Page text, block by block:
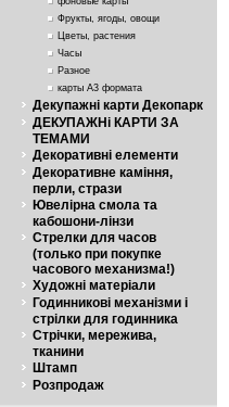
Фрукты, ягоды, овощи
Цветы, растения
Часы
Разное
карты А3 формата
Декупажні карти Декопарк
ДЕКУПАЖНі КАРТИ ЗА
ТЕМАМИ
Декоративні елементи
Декоративне каміння,
перли, стрази
Ювелірна смола та
кабошони-лінзи
Стрелки для часов
(только при покупке
часового механизма!)
Художні матеріали
Годинникові механізми і
стрілки для годинника
Стрічки, мережива,
тканини
Штамп
Розпродаж